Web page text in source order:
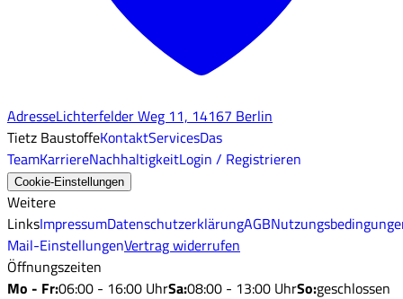
AdresseLichterfelder Weg 11, 14167 Berlin
Tietz BaustoffeKontaktServicesDas
TeamKarriereNachhaltigkeitLogin / Registrieren
Cookie-Einstellungen
Weitere
LinksImpressumDatenschutzerklärungAGB
Mail-EinstellungenVertrag widerrufen
Öffnungszeiten
Mo - Fr:06:00 - 16:00 UhrSa:08:00 - 13:00 UhrSo:geschlossen